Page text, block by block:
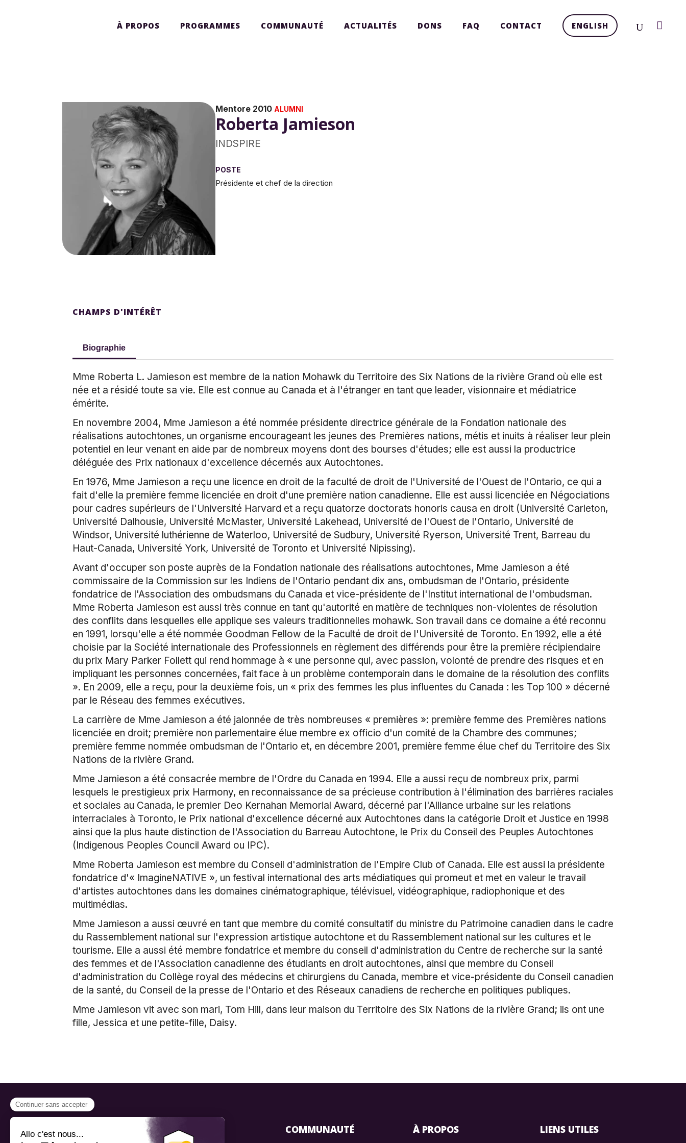
À PROPOS PROGRAMMES COMMUNAUTÉ ACTUALITÉS DONS FAQ CONTACT ENGLISH
Mentore 2010 ALUMNI
Roberta Jamieson
INDSPIRE
POSTE
Présidente et chef de la direction
CHAMPS D'INTÉRÊT
Biographie
Mme Roberta L. Jamieson est membre de la nation Mohawk du Territoire des Six Nations de la rivière Grand où elle est
née et a résidé toute sa vie. Elle est connue au Canada et à l'étranger en tant que leader, visionnaire et médiatrice
émérite.
En novembre 2004, Mme Jamieson a été nommée présidente directrice générale de la Fondation nationale des
réalisations autochtones, un organisme encourageant les jeunes des Premières nations, métis et inuits à réaliser leur plein
potentiel en leur venant en aide par de nombreux moyens dont des bourses d'études; elle est aussi la productrice
déléguée des Prix nationaux d'excellence décernés aux Autochtones.
En 1976, Mme Jamieson a reçu une licence en droit de la faculté de droit de l'Université de l'Ouest de l'Ontario, ce qui a
fait d'elle la première femme licenciée en droit d'une première nation canadienne. Elle est aussi licenciée en Négociations
pour cadres supérieurs de l'Université Harvard et a reçu quatorze doctorats honoris causa en droit (Université Carleton,
Université Dalhousie, Université McMaster, Université Lakehead, Université de l'Ouest de l'Ontario, Université de
Windsor, Université luthérienne de Waterloo, Université de Sudbury, Université Ryerson, Université Trent, Barreau du
Haut-Canada, Université York, Université de Toronto et Université Nipissing).
Avant d'occuper son poste auprès de la Fondation nationale des réalisations autochtones, Mme Jamieson a été
commissaire de la Commission sur les Indiens de l'Ontario pendant dix ans, ombudsman de l'Ontario, présidente
fondatrice de l'Association des ombudsmans du Canada et vice-présidente de l'Institut international de l'ombudsman.
Mme Roberta Jamieson est aussi très connue en tant qu'autorité en matière de techniques non-violentes de résolution
des conflits dans lesquelles elle applique ses valeurs traditionnelles mohawk. Son travail dans ce domaine a été reconnu
en 1991, lorsqu'elle a été nommée Goodman Fellow de la Faculté de droit de l'Université de Toronto. En 1992, elle a été
choisie par la Société internationale des Professionnels en règlement des différends pour être la première récipiendaire
du prix Mary Parker Follett qui rend hommage à « une personne qui, avec passion, volonté de prendre des risques et en
impliquant les personnes concernées, fait face à un problème contemporain dans le domaine de la résolution des conflits
». En 2009, elle a reçu, pour la deuxième fois, un « prix des femmes les plus influentes du Canada : les Top 100 » décerné
par le Réseau des femmes exécutives.
La carrière de Mme Jamieson a été jalonnée de très nombreuses « premières »: première femme des Premières nations
licenciée en droit; première non parlementaire élue membre ex officio d'un comité de la Chambre des communes;
première femme nommée ombudsman de l'Ontario et, en décembre 2001, première femme élue chef du Territoire des Six
Nations de la rivière Grand.
Mme Jamieson a été consacrée membre de l'Ordre du Canada en 1994. Elle a aussi reçu de nombreux prix, parmi
lesquels le prestigieux prix Harmony, en reconnaissance de sa précieuse contribution à l'élimination des barrières raciales
et sociales au Canada, le premier Deo Kernahan Memorial Award, décerné par l'Alliance urbaine sur les relations
interraciales à Toronto, le Prix national d'excellence décerné aux Autochtones dans la catégorie Droit et Justice en 1998
ainsi que la plus haute distinction de l'Association du Barreau Autochtone, le Prix du Conseil des Peuples Autochtones
(Indigenous Peoples Council Award ou IPC).
Mme Roberta Jamieson est membre du Conseil d'administration de l'Empire Club of Canada. Elle est aussi la présidente
fondatrice d'« ImagineNATIVE », un festival international des arts médiatiques qui promeut et met en valeur le travail
d'artistes autochtones dans les domaines cinématographique, télévisuel, vidéographique, radiophonique et des
multimédias.
Mme Jamieson a aussi œuvré en tant que membre du comité consultatif du ministre du Patrimoine canadien dans le cadre
du Rassemblement national sur l'expression artistique autochtone et du Rassemblement national sur les cultures et le
tourisme. Elle a aussi été membre fondatrice et membre du conseil d'administration du Centre de recherche sur la santé
des femmes et de l'Association canadienne des étudiants en droit autochtones, ainsi que membre du Conseil
d'administration du Collège royal des médecins et chirurgiens du Canada, membre et vice-présidente du Conseil canadien
de la santé, du Conseil de la presse de l'Ontario et des Réseaux canadiens de recherche en politiques publiques.
Mme Jamieson vit avec son mari, Tom Hill, dans leur maison du Territoire des Six Nations de la rivière Grand; ils ont une
fille, Jessica et une petite-fille, Daisy.
PROGRAMMES COMMUNAUTÉ À PROPOS LIENS UTILES